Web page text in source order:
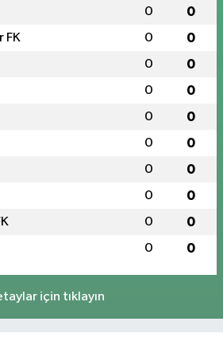
0 0
FK 0 0
0 0
0 0
0 0
0 0
0 0
0 0
0 0
0 0
için tıklayın